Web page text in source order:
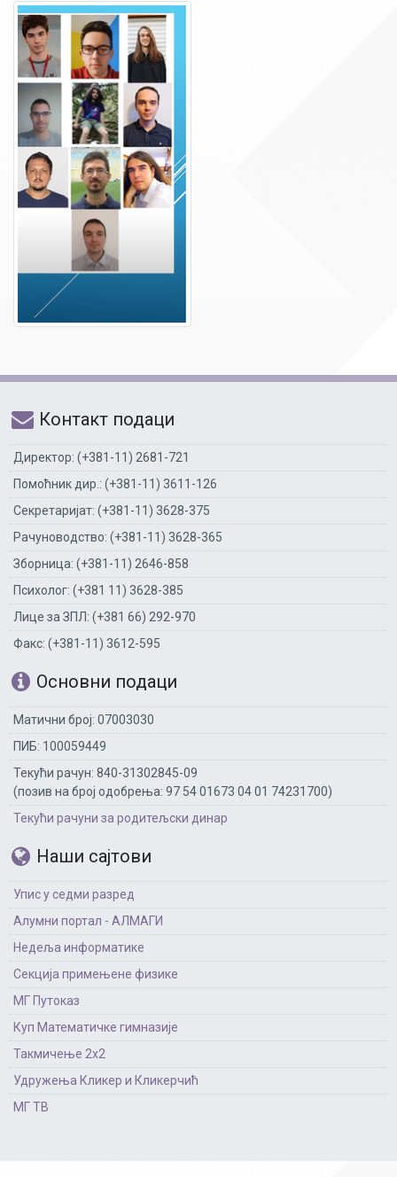
Контакт подаци
Директор: (+381-11) 2681-721
Помоћник дир.: (+381-11) 3611-126
Секретаријат: (+381-11) 3628-375
Рачуноводство: (+381-11) 3628-365
Зборница: (+381-11) 2646-858
Психолог: (+381 11) 3628-385
Лице за ЗПЛ: (+381 66) 292-970
Факс: (+381-11) 3612-595
Основни подаци
Матични број: 07003030
ПИБ: 100059449
Текући рачун: 840-31302845-09
(позив на број одобрења: 97 54 01673 04 01 74231700)
Текући рачуни за родитељски динар
Наши сајтови
Упис у седми разред
Алумни портал - АЛМАГИ
Недеља информатике
Секција примењене физике
МГ Путоказ
Куп Математичке гимназије
Такмичење 2х2
Удружења Кликер и Кликерчић
МГ ТВ